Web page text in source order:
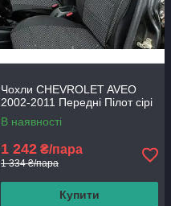
Чохли CHEVROLET AVEO
2002-2011 Передні Пілот сірі
В наявності
1 242 ₴/пара
1 334 ₴/пара
Купити